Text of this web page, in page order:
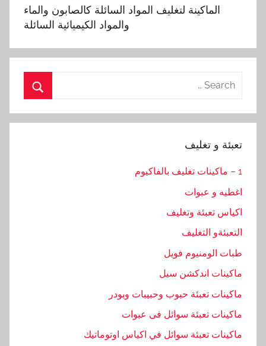
الماكينة لتغليف المواد السائلة كالصابون والماء
والمواد الكيميائية السائلة
Search
تعبئة و تغليف
1 – ماكينات تغليف بالفاكيوم
اغطيه و عبوات
اكياس تعبئة وتغليف
التعبئةو التغليف
طبات الومنيوم فويل
ماكينات اندكشن سيل
ماكينات تعبئة حبوب وحبيبات وبودر
ماكينات تعبئة سوائل فى عبوات
ماكينات تعبئة سوائل في اكياس اوتوماتيك